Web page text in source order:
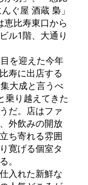
ぐ屋 酒蔵 梟」
恵比寿東口から
ル1階、大通り
を迎えた今年
寿に出店する
大成と言うべ
乗り越えてきた
だ。店はファ
外飲みの開放
ち寄れる雰囲
寛げる個室タ
。
入れた新鮮な